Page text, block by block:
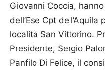
Giovanni Coccia,
dell’Ese Cpt
località San Vittorino.
Presidente, Sergio
Panfilo Di Felice, il